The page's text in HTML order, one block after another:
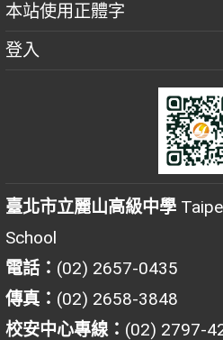
本站使用正體字
登入
臺北市立麗山高級中學
School
電話： (02) 2657-0435
傳真： (02) 2658-3848
校安中心專線： (02) 2797-